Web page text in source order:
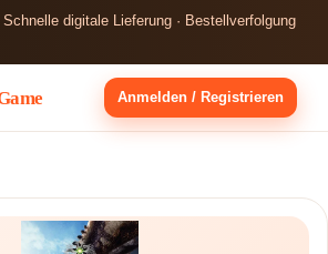
digitale Lieferung · Bestellverfolgung
Anmelden / Registrieren